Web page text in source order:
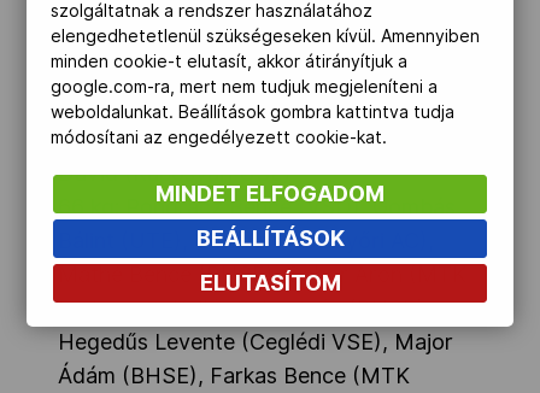
A magyar indulók:
férfiak:
60 kg: Feczkó Csanád (Nippon Sport JC),
Andrási Márton (Mogyi-Bajai JC), Naji
Dávid (Kaposvári USE)
66 kg: Pongrácz Bence (VSD), Gombás
Bálint (UTE), Vida András (Győri AC),
Máthé Bence (BHSE), Gábor Áron (MTK
Budapest), Kollár Sebestyén (BHSE),
Hegedűs Levente (Ceglédi VSE), Major
Ádám (BHSE), Farkas Bence (MTK
szolgáltatnak a rendszer használatához
elengedhetetlenül szükségeseken kívül. Amennyiben
minden cookie-t elutasít, akkor átirányítjuk a
google.com-ra, mert nem tudjuk megjeleníteni a
weboldalunkat. Beállítások gombra kattintva tudja
módosítani az engedélyezett cookie-kat.
MINDET ELFOGADOM
BEÁLLÍTÁSOK
ELUTASÍTOM